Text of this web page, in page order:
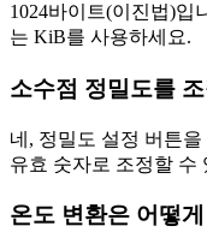
1024바이트(이진법)입
는 KiB를 사용하세요.
소수점 정밀도를
네, 정밀도 설정 버튼
유효 숫자로 조정할 수
온도 변환은 어떻